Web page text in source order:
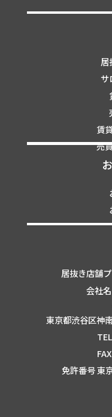
居
サ
賃
売
居抜き店舗
会社
東京都渋谷区神
免許番号 東